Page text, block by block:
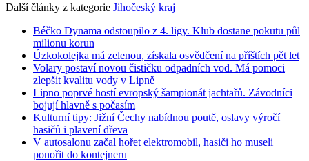
Další články z kategorie Jihočeský kraj
Béčko Dynama odstoupilo z 4. ligy. Klub dostane pokutu půl
milionu korun
Úzkokolejka má zelenou, získala osvědčení na příštích pět let
Volary postaví novou čističku odpadních vod. Má pomoci
zlepšit kvalitu vody v Lipně
Lipno poprvé hostí evropský šampionát jachtařů. Závodníci
bojují hlavně s počasím
Kulturní tipy: Jižní Čechy nabídnou poutě, oslavy výročí
hasičů i plavení dřeva
V autosalonu začal hořet elektromobil, hasiči ho museli
ponořit do kontejneru